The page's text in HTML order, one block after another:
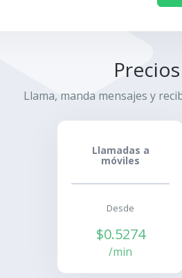
Llama, manda mensajes y
Llamadas a
móviles
Desde
$0.5274
/min